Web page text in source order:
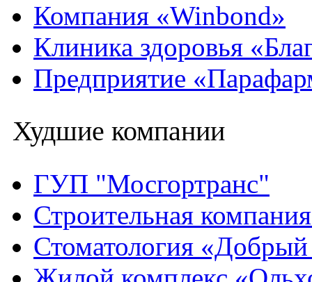
Компания «Winbond»
Клиника здоровья
Предприятие
Худшие компании
ГУП "Мосгортранс"
Строительная
Стоматология